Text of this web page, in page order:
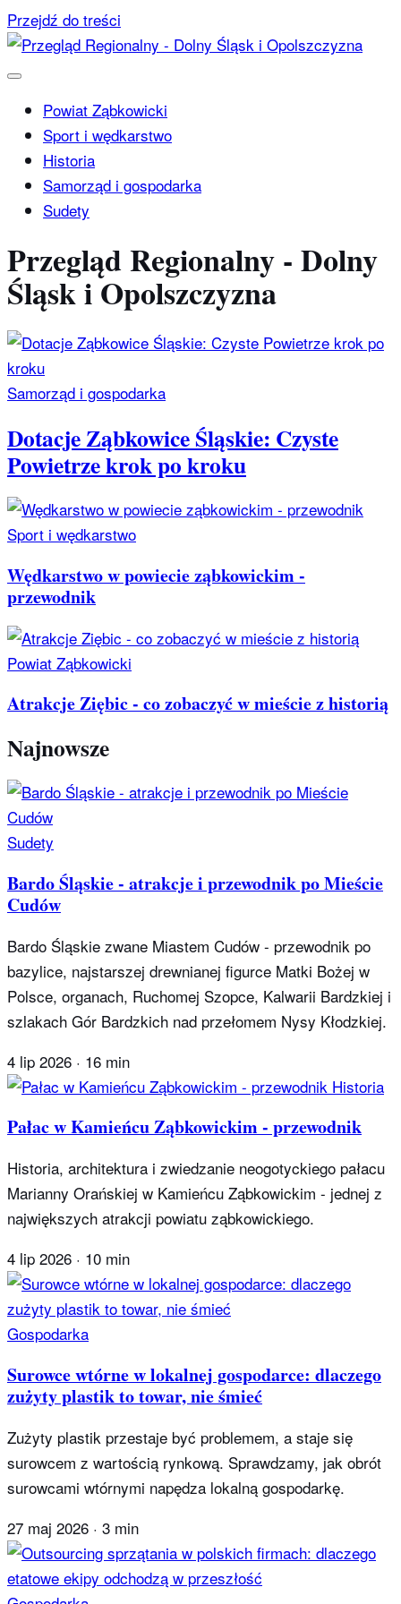
Przejdź do treści
Powiat Ząbkowicki
Sport i wędkarstwo
Historia
Samorząd i gospodarka
Sudety
Przegląd Regionalny - Dolny
Śląsk i Opolszczyzna
Samorząd i gospodarka
Dotacje Ząbkowice Śląskie: Czyste
Powietrze krok po kroku
Sport i wędkarstwo
Wędkarstwo w powiecie ząbkowickim -
przewodnik
Powiat Ząbkowicki
Atrakcje Ziębic - co zobaczyć w mieście z historią
Najnowsze
Sudety
Bardo Śląskie - atrakcje i przewodnik po Mieście
Cudów
Bardo Śląskie zwane Miastem Cudów - przewodnik po
bazylice, najstarszej drewnianej figurce Matki Bożej w
Polsce, organach, Ruchomej Szopce, Kalwarii Bardzkiej i
szlakach Gór Bardzkich nad przełomem Nysy Kłodzkiej.
4 lip 2026 · 16 min
Historia
Pałac w Kamieńcu Ząbkowickim - przewodnik
Historia, architektura i zwiedzanie neogotyckiego pałacu
Marianny Orańskiej w Kamieńcu Ząbkowickim - jednej z
największych atrakcji powiatu ząbkowickiego.
4 lip 2026 · 10 min
Gospodarka
Surowce wtórne w lokalnej gospodarce: dlaczego
zużyty plastik to towar, nie śmieć
Zużyty plastik przestaje być problemem, a staje się
surowcem z wartością rynkową. Sprawdzamy, jak obrót
surowcami wtórnymi napędza lokalną gospodarkę.
27 maj 2026 · 3 min